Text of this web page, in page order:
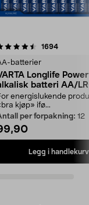
1694
batterier
Longlife Power
batteri AA/
energislukende
kjøp» ifø...
per forpakning: 12
Legg i handlekurv
4.5av 5 stjerner